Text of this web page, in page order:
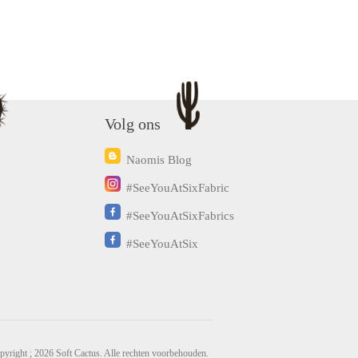
Volg ons
Naomis Blog
#SeeYouAtSixFabric
#SeeYouAtSixFabrics
#SeeYouAtSix
; 2026 Soft Cactus. Alle rechten voorbehouden.